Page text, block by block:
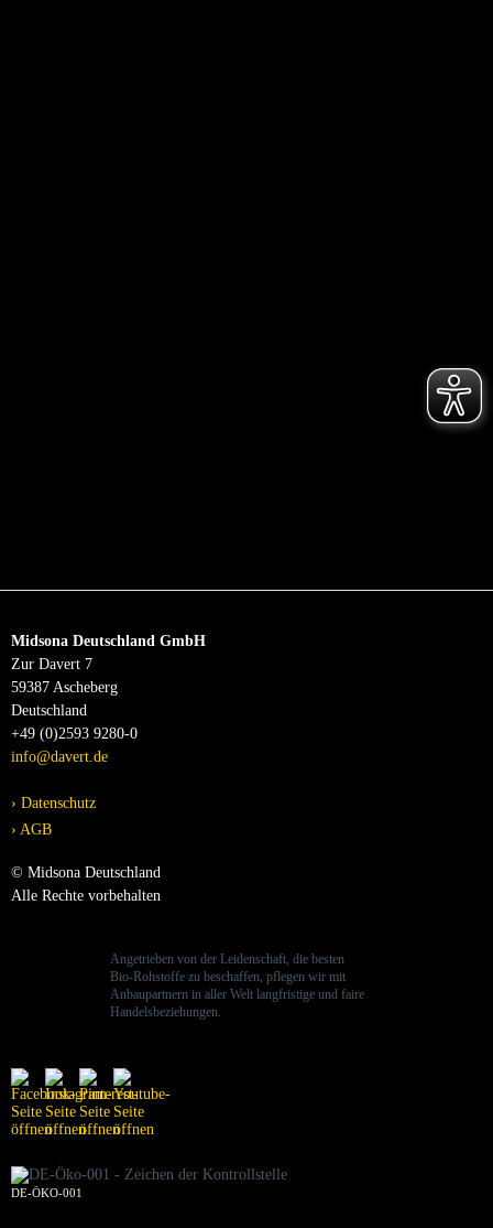
Midsona Deutschland GmbH
Zur Davert 7
59387 Ascheberg
Deutschland
+49 (0)2593 9280-0
info@davert.de
Datenschutz
AGB
© Midsona Deutschland
Alle Rechte vorbehalten
Angetrieben von der Leidenschaft, die besten
Bio-Rohstoffe zu beschaffen, pflegen wir mit
Anbaupartnern in aller Welt langfristige und faire
Handelsbeziehungen.
DE-ÖKO-001